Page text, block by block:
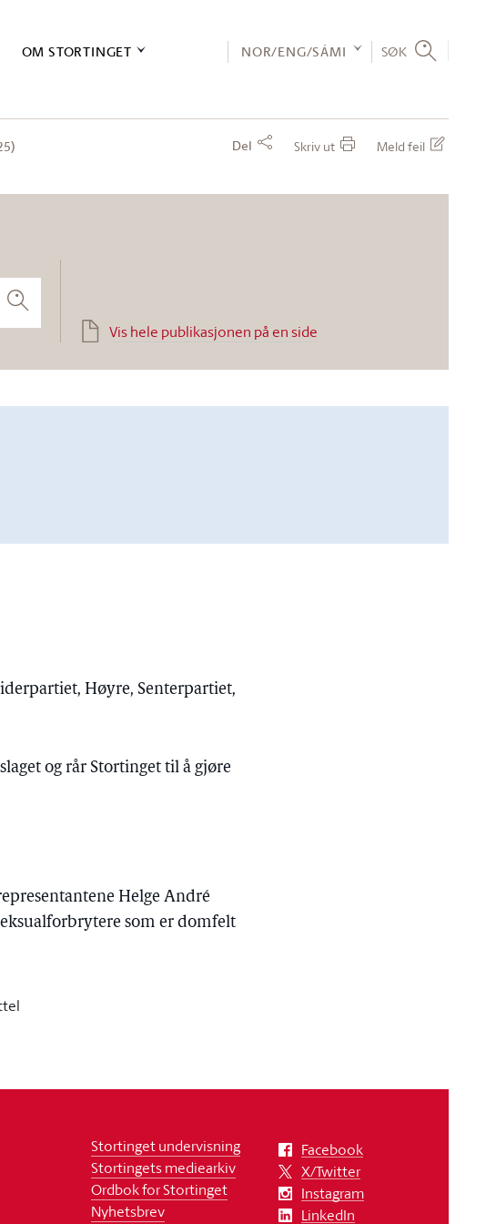
OM STORTINGET NOR/ENG/SÁMI SØK
Del Skriv ut Meld feil
Søk
Vis hele publikasjonen på en side
Høyre, Senterpartiet,
og rår Stortinget til å gjøre
Helge André
som er domfelt
Stortinget undervisning
Stortingets mediearkiv
Ordbok for Stortinget
Nyhetsbrev
Facebook
X/Twitter
Instagram
LinkedIn